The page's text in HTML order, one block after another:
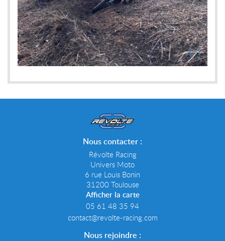
Nous contacter :
Révolte Racing
Univers Moto
6 rue Louis Bonin
31200 Toulouse
Afficher la carte
05 61 48 35 94
Nous rejoindre :